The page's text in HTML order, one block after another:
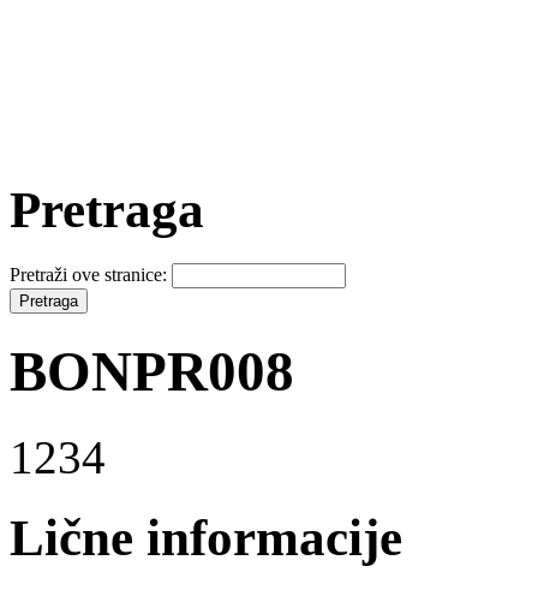
Pretraga
Pretraži ove stranice:
BONPR008
1234
Lične informacije